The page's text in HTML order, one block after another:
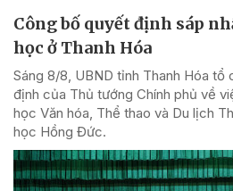
Công bố quyết định sáp
học ở Thanh Hóa
Sáng 8/8, UBND tỉnh Thanh Hóa
định của Thủ tướng Chính phủ về
học Văn hóa, Thể thao và Du lịch
học Hồng Đức.